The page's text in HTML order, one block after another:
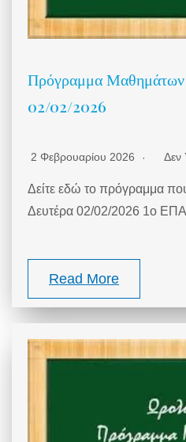
Πρόγραμμα Μαθημάτων
02/02/2026
2 Φεβρουαρίου 2026 Δεν
Δείτε εδώ το πρόγραμμα
Δευτέρα 02/02/2026 1ο
Read More